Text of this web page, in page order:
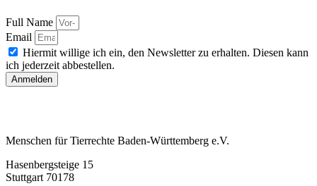
Full Name
Email
Hiermit willige ich ein, den Newsletter zu erhalten. Diesen kann
ich jederzeit abbestellen.
Anmelden
Menschen für Tierrechte Baden-Württemberg e.V.
Hasenbergsteige 15
Stuttgart 70178